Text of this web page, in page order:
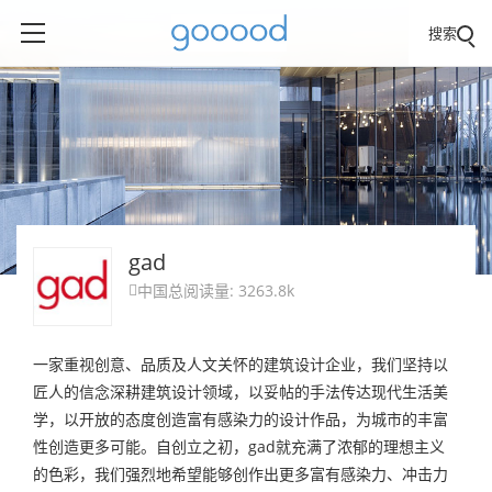
搜索
gad
 中国总阅读量: 3263.8k
一家重视创意、品质及人文关怀的建筑设计企业，我们坚持以
匠人的信念深耕建筑设计领域，以妥帖的手法传达现代生活美
学，以开放的态度创造富有感染力的设计作品，为城市的丰富
性创造更多可能。自创立之初，gad就充满了浓郁的理想主义
的色彩，我们强烈地希望能够创作出更多富有感染力、冲击力